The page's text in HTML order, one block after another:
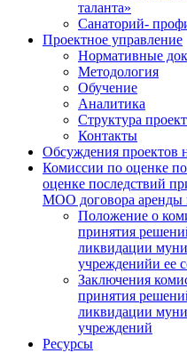
таланта»
Санаторий-
Проектное управление
Нормативные
Методология
Обучение
Аналитика
Структура
Контакты
Обсуждения проектов
Комиссии по оценке
оценке последствий
МОО договора аренды
Положение о
принятия
ликвидации
учрежденийи ее
Заключения
принятия
ликвидации
учреждений
Ресурсы